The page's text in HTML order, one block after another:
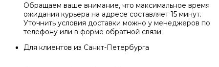
Обращаем ваше внимание, что максимальное время
ожидания курьера на адресе составляет 15 минут.
Уточнить условия доставки можно у менеджеров по
телефону или в форме обратной связи.
Для клиентов из Санкт-Петербурга